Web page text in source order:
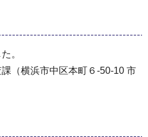
。
（横浜市中区本町６-50-10 市